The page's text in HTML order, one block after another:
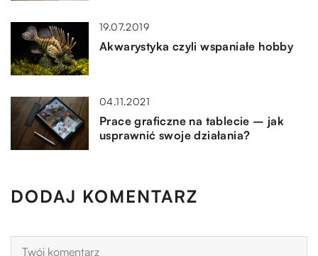
19.07.2019
Akwarystyka czyli wspaniałe hobby
04.11.2021
Prace graficzne na tablecie – jak
usprawnić swoje działania?
DODAJ KOMENTARZ